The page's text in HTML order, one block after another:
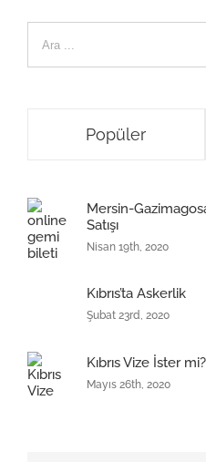
Ara:
Popüler
Mersin-
Satışı
Nisan 19th, 2020
Kıbrıs’ta Askerlik
Şubat 23rd, 2020
Kıbrıs Vize İster mi?
Mayıs 26th, 2020